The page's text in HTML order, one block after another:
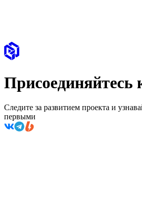
Присоединяйтесь
Следите за развитием проекта и
первыми